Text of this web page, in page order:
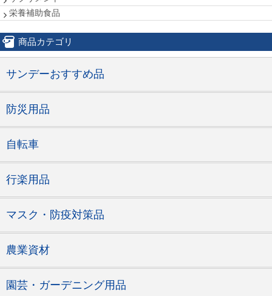
栄養補助食品
商品カテゴリ
サンデーおすすめ品
防災用品
自転車
行楽用品
マスク・防疫対策品
農業資材
園芸・ガーデニング用品